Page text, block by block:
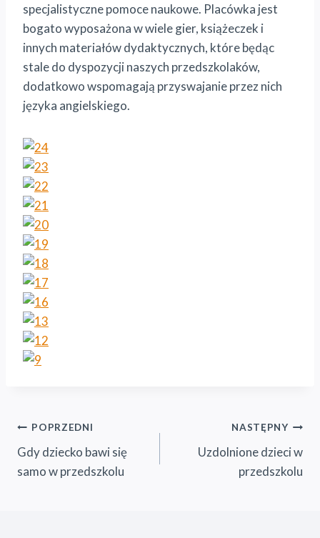
specjalistyczne pomoce naukowe. Placówka jest
bogato wyposażona w wiele gier, książeczek i
innych materiałów dydaktycznych, które będąc
stale do dyspozycji naszych przedszkolaków,
dodatkowo wspomagają przyswajanie przez nich
języka angielskiego.
Nawigacja
wpisu
POPRZEDNI
Gdy dziecko bawi się
samo w przedszkolu
NASTĘPNY
Uzdolnione dzieci w
przedszkolu